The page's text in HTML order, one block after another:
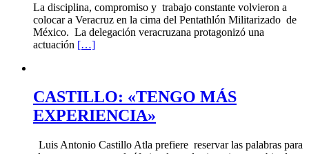
La disciplina, compromiso y trabajo constante volvieron a
colocar a Veracruz en la cima del Pentathlón Militarizado de
México. La delegación veracruzana protagonizó una
actuación […]
CASTILLO: «TENGO MÁS
EXPERIENCIA»
Luis Antonio Castillo Atla prefiere reservar las palabras para